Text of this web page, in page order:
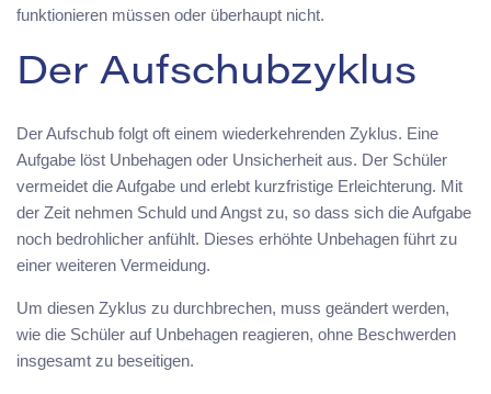
funktionieren müssen oder überhaupt nicht.
Der Aufschubzyklus
Der Aufschub folgt oft einem wiederkehrenden Zyklus. Eine
Aufgabe löst Unbehagen oder Unsicherheit aus. Der Schüler
vermeidet die Aufgabe und erlebt kurzfristige Erleichterung. Mit
der Zeit nehmen Schuld und Angst zu, so dass sich die Aufgabe
noch bedrohlicher anfühlt. Dieses erhöhte Unbehagen führt zu
einer weiteren Vermeidung.
Um diesen Zyklus zu durchbrechen, muss geändert werden,
wie die Schüler auf Unbehagen reagieren, ohne Beschwerden
insgesamt zu beseitigen.